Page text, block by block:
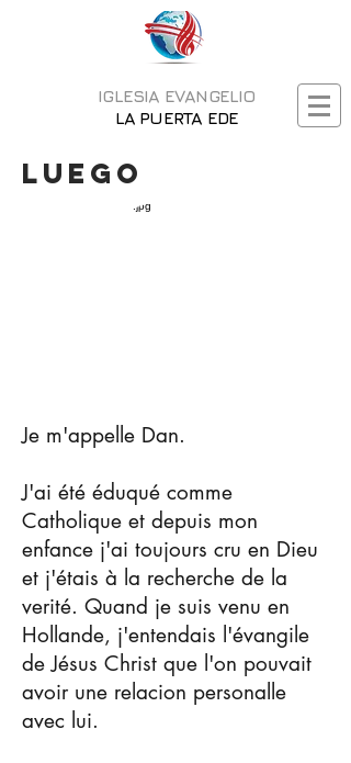
IGLESIA EVANGELIO
LA PUERTA EDE
Luego
Je m'appelle Dan.
J'ai été éduqué comme
Catholique et depuis mon
enfance j'ai toujours cru en Dieu
et j'étais à la recherche de la
verité. Quand je suis venu en
Hollande, j'entendais l'évangile
de Jésus Christ que l'on pouvait
avoir une relacion personalle
avec lui.